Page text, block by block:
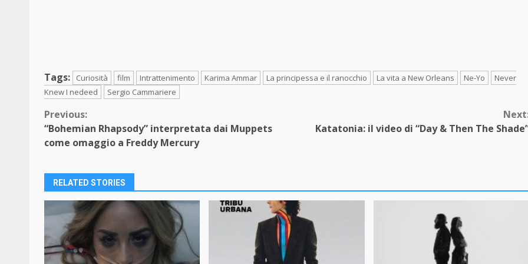
Tags: Curiosità film Intrattenimento Karima Ammar La principessa e il ranocchio La vita a New Orleans Ne-Yo
Never
Knew I nedeed
Sergio Cammariere
Continue
Reading
Previous:
“Bohemian Rhapsody” interpretata dai Muppets
come omaggio a Freddy Mercury
Katatonia: il video di “Day & Then The
RELATED STORIES